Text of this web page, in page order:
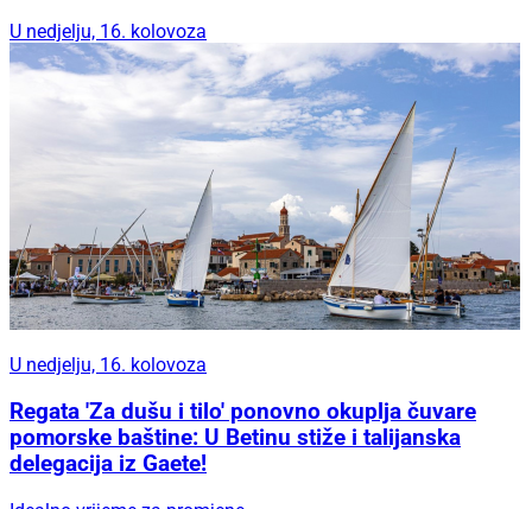
U nedjelju, 16. kolovoza
U nedjelju, 16. kolovoza
Regata 'Za dušu i tilo' ponovno okuplja čuvare
pomorske baštine: U Betinu stiže i talijanska
delegacija iz Gaete!